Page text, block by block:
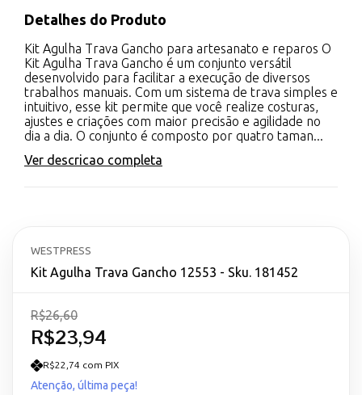
Detalhes do Produto
Kit Agulha Trava Gancho para artesanato e reparos O
Kit Agulha Trava Gancho é um conjunto versátil
desenvolvido para facilitar a execução de diversos
trabalhos manuais. Com um sistema de trava simples e
intuitivo, esse kit permite que você realize costuras,
ajustes e criações com maior precisão e agilidade no
dia a dia. O conjunto é composto por quatro taman...
Ver descricao completa
WESTPRESS
Kit Agulha Trava Gancho 12553 - Sku. 181452
R$23,94
R$26,60
R$22,74 com PIX
Atenção, última peça!